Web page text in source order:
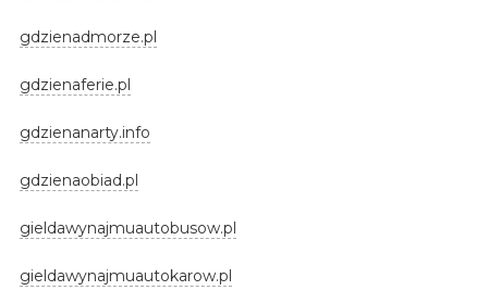
gdzienadmorze.pl
gdzienaferie.pl
gdzienanarty.info
gdzienaobiad.pl
gieldawynajmuautobusow.pl
gieldawynajmuautokarow.pl